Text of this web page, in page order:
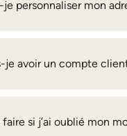
je personnaliser mon
je avoir un compte
faire si j’ai oublié mon